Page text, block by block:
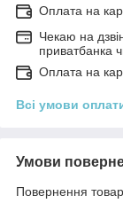
Оплата на
Чекаю на
приватбанка
Оплата на
Всі умови
Умови
Повернення